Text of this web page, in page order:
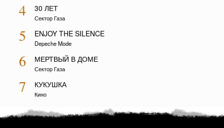
4 30 ЛЕТ
Сектор Газа
5 ENJOY THE SILENCE
Depeche Mode
6 МЕРТВЫЙ В ДОМЕ
Сектор Газа
7 КУКУШКА
Кино